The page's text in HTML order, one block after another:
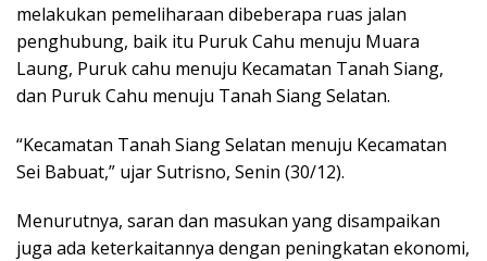
melakukan pemeliharaan dibeberapa ruas jalan
penghubung, baik itu Puruk Cahu menuju Muara
Laung, Puruk cahu menuju Kecamatan Tanah Siang,
dan Puruk Cahu menuju Tanah Siang Selatan.
“Kecamatan Tanah Siang Selatan menuju Kecamatan
Sei Babuat,” ujar Sutrisno, Senin (30/12).
Menurutnya, saran dan masukan yang disampaikan
juga ada keterkaitannya dengan peningkatan ekonomi,